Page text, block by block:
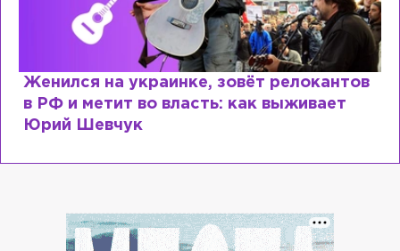
Косил от армии, продавал посты и
воровал гумпомощь: что о Зеленском
рассказали «предатели»